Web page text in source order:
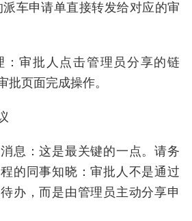
派车申请单直接转发给对应的审
：审批人点击管理员分享的链
批页面完成操作。
息：这是最关键的一点。请务
的同事知晓：审批人不是通过
办，而是由管理员主动分享申